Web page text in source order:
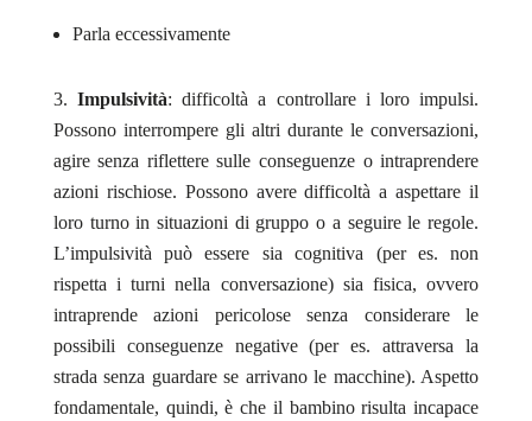
Parla eccessivamente
Impulsività: difficoltà a controllare i loro impulsi.
Possono interrompere gli altri durante le conversazioni,
agire senza riflettere sulle conseguenze o intraprendere
azioni rischiose. Possono avere difficoltà a aspettare il
loro turno in situazioni di gruppo o a seguire le regole.
L’impulsività può essere sia cognitiva (per es. non
rispetta i turni nella conversazione) sia fisica, ovvero
intraprende azioni pericolose senza considerare le
possibili conseguenze negative (per es. attraversa la
strada senza guardare se arrivano le macchine). Aspetto
fondamentale, quindi, è che il bambino risulta incapace